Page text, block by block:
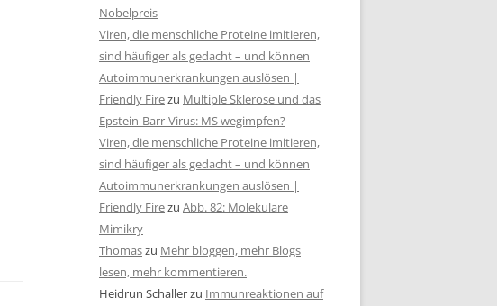
Nobelpreis
Viren, die menschliche Proteine imitieren,
sind häufiger als gedacht – und können
Autoimmunerkrankungen auslösen |
Friendly Firezu Multiple Sklerose und das
Epstein-Barr-Virus: MS wegimpfen?
Viren, die menschliche Proteine imitieren,
sind häufiger als gedacht – und können
Autoimmunerkrankungen auslösen |
Friendly Firezu Abb. 82: Molekulare
Mimikry
Thomaszu Mehr bloggen, mehr Blogs
lesen, mehr kommentieren.
Heidrun Schallerzu Immunreaktionen auf